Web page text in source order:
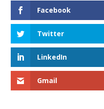
Facebook
Twitter
LinkedIn
Gmail